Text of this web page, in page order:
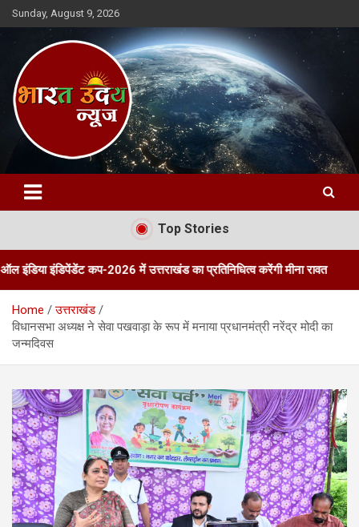
Skip
to
Sunday, August 9, 2026
Bharat Uday News
Top Stories
कप-2026 में उत्तराखंड का प्रतिनिधित्व करेंगी मीना रावत तीन दिवसीय
Home
उत्तराखंड
विधानसभा अध्यक्ष ने सेवा पखवाड़ा के रूप में मनाया प्रधानमंत्री नरेंद्र मोदी का
जन्मदिवस